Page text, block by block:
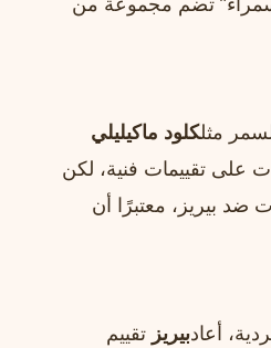
مثلكلود ماكيليلي
على تقييمات فنية، لكن
ضد بيريز، معتبرًا أن
أعادبيريز تقييم